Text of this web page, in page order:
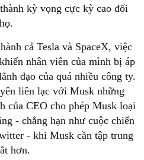
kỳ vọng cực kỳ cao đối
cả Tesla và SpaceX, việc
nhân viên của mình bị áp
đạo của quá nhiều công ty.
liên lạc với Musk những
của CEO cho phép Musk loại
- chẳng hạn như cuộc chiến
- khi Musk cần tập trung
hơn.